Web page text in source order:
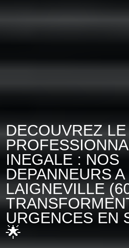
DECOUVREZ LE
INEGALE : NOS
DEPANNEURS A
LAIGNEVILLE
URGENCES EN
🌟